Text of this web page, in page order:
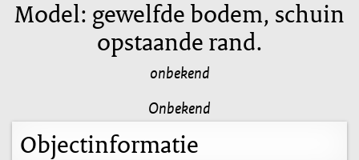
Model: gewelfde bodem, schuin
opstaande rand.
onbekend
Onbekend
Objectinformatie